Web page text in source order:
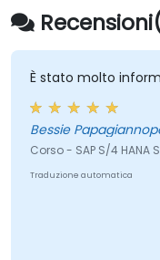
molto informativo
Papagiannopoulos -
- SAP S/4 HANA SD
automatica